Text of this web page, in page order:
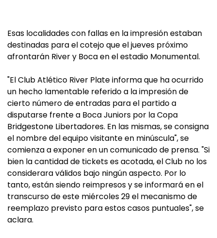
Esas localidades con fallas en la impresión estaban
destinadas para el cotejo que el jueves próximo
afrontarán River y Boca en el estadio Monumental.
"El Club Atlético River Plate informa que ha ocurrido
un hecho lamentable referido a la impresión de
cierto número de entradas para el partido a
disputarse frente a Boca Juniors por la Copa
Bridgestone Libertadores. En las mismas, se consigna
el nombre del equipo visitante en minúscula", se
comienza a exponer en un comunicado de prensa. "Si
bien la cantidad de tickets es acotada, el Club no los
considerara válidos bajo ningún aspecto. Por lo
tanto, están siendo reimpresos y se informará en el
transcurso de este miércoles 29 el mecanismo de
reemplazo previsto para estos casos puntuales", se
aclara.